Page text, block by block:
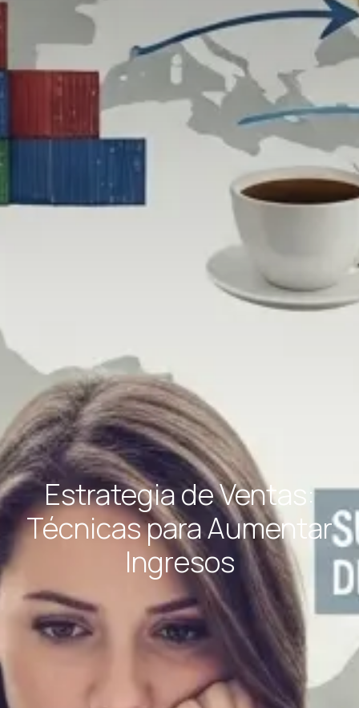
Estrategia de Ventas:
Técnicas para Aumentar
Ingresos